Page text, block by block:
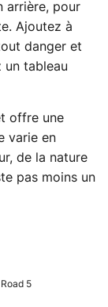
arrière, pour
Ajoutez à
danger et
un tableau
offre une
varie en
de la nature
pas moins un
5